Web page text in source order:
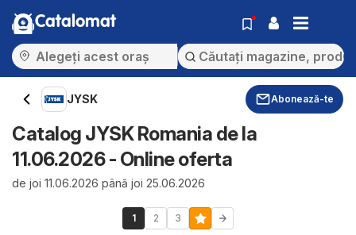
Catalomat
JYSK Abonează-te
Catalog JYSK Romania de la
11.06.2026 - Online oferta
de joi 11.06.2026 până joi 25.06.2026
1 2 3